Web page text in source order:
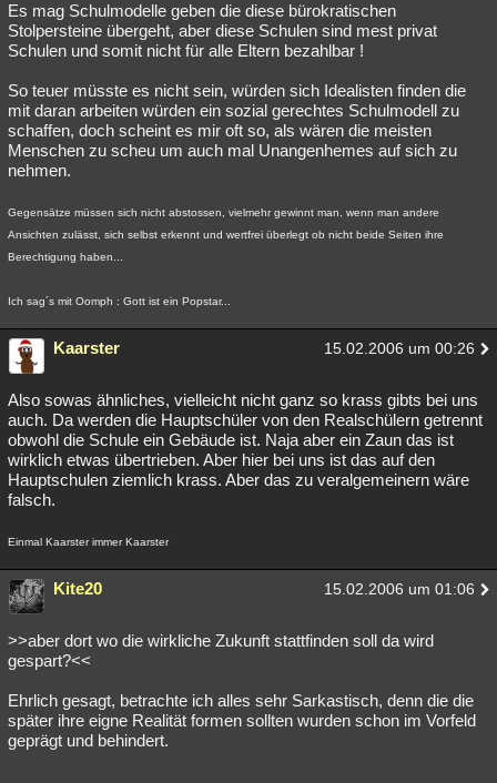
Es mag Schulmodelle geben die diese bürokratischen
Stolpersteine übergeht, aber diese Schulen sind mest privat
Schulen und somit nicht für alle Eltern bezahlbar !
So teuer müsste es nicht sein, würden sich Idealisten finden die
mit daran arbeiten würden ein sozial gerechtes Schulmodell zu
schaffen, doch scheint es mir oft so, als wären die meisten
Menschen zu scheu um auch mal Unangenhemes auf sich zu
nehmen.
Gegensätze müssen sich nicht abstossen, vielmehr gewinnt man, wenn man andere
Ansichten zulässt, sich selbst erkennt und wertfrei überlegt ob nicht beide Seiten ihre
Berechtigung haben...
Ich sag´s mit Oomph : Gott ist ein Popstar...
Kaarster 15.02.2006 um 00:26
Also sowas ähnliches, vielleicht nicht ganz so krass gibts bei uns
auch. Da werden die Hauptschüler von den Realschülern getrennt
obwohl die Schule ein Gebäude ist. Naja aber ein Zaun das ist
wirklich etwas übertrieben. Aber hier bei uns ist das auf den
Hauptschulen ziemlich krass. Aber das zu veralgemeinern wäre
falsch.
Einmal Kaarster immer Kaarster
Kite20 15.02.2006 um 01:06
>>aber dort wo die wirkliche Zukunft stattfinden soll da wird
gespart?<<
Ehrlich gesagt, betrachte ich alles sehr Sarkastisch, denn die die
später ihre eigne Realität formen sollten wurden schon im Vorfeld
geprägt und behindert.